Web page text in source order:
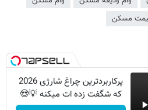
مسکن
پرکاربردترین چراغ شارژی 2026
که شگفت زده ات میکنه 💡😍